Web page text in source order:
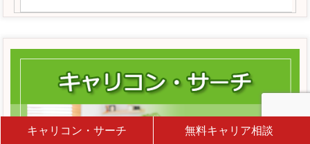
キャリコン・サーチ 無料キャリア相談